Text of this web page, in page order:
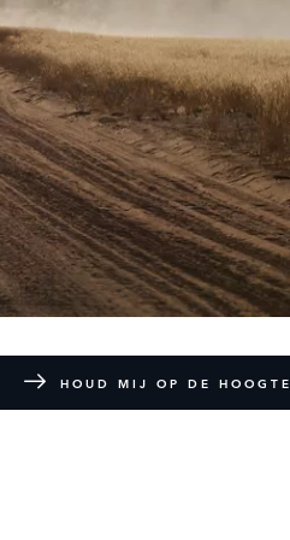
HOUD MIJ OP DE HOOGTE